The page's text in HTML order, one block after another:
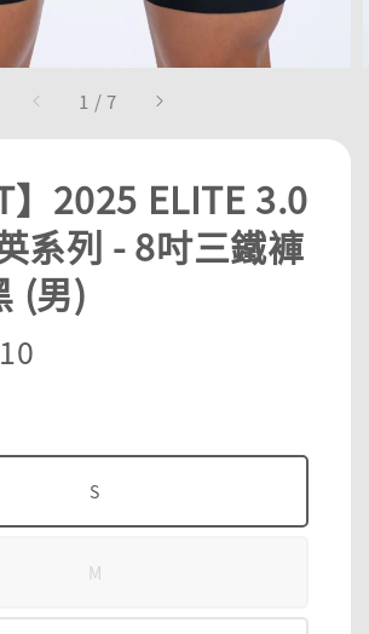
1 /7
】2025 ELITE 3.0
系列 - 8吋三鐵褲
(男)
S
M